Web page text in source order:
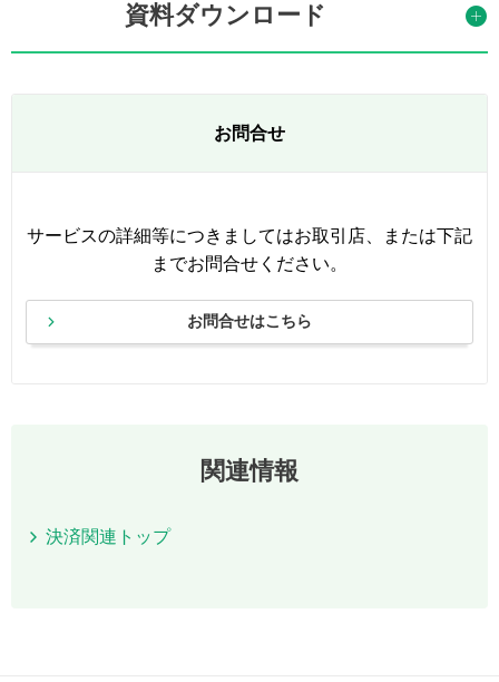
資料ダウンロード
お問合せ
サービスの詳細等につきましてはお取引店、または下記
までお問合せください。
お問合せはこちら
関連情報
決済関連トップ